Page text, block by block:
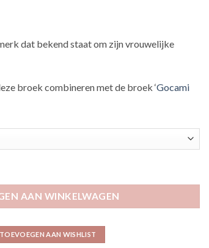
dat bekend staat om zijn vrouwelijke
broek combineren met de broek ‘Gocami
AAN WINKELWAGEN
TOEVOEGEN AAN WISHLIST